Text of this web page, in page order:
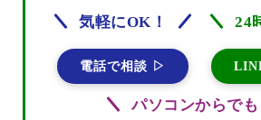
気軽にOK！
電話で相談 ▷
24
パソコンからでも